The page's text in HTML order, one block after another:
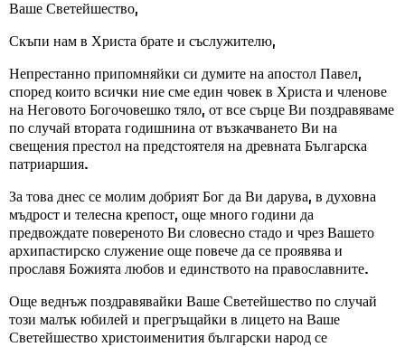
Ваше Светейшество,
Скъпи нам в Христа брате и съслужителю,
Непрестанно припомняйки си думите на апостол Павел,
според които всички ние сме един човек в Христа и членове
на Неговото Богочовешко тяло, от все сърце Ви поздравяваме
по случай втората годишнина от възкачването Ви на
свещения престол на предстоятеля на древната Българска
патриаршия.
За това днес се молим добрият Бог да Ви дарува, в духовна
мъдрост и телесна крепост, още много години да
предвождате повереното Ви словесно стадо и чрез Вашето
архипастирско служение още повече да се проявява и
прославя Божията любов и единството на православните.
Още веднъж поздравявайки Ваше Светейшество по случай
този малък юбилей и прегръщайки в лицето на Ваше
Светейшество христоименития български народ се